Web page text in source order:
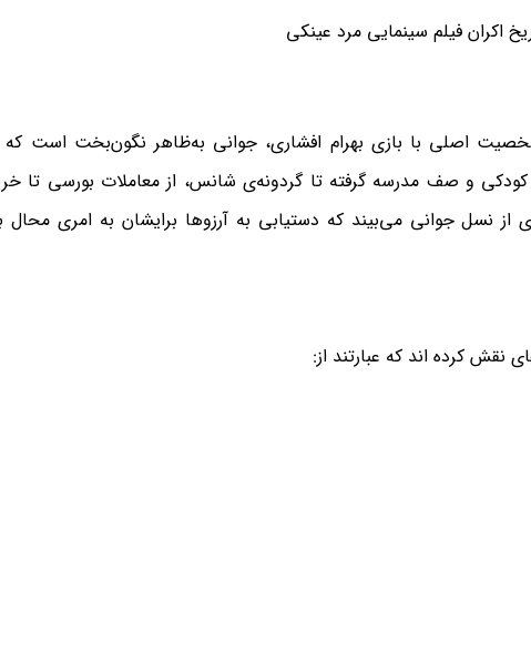
اکران فیلم سینمایی مرد عینکی
اصلی با بازی بهرام افشاری، جوانی به‌ظاهر نگون‌بخت است که
و صف مدرسه گرفته تا گردونه‌ی شانس، از معاملات بورسی تا
نسل جوانی می‌بیند که دستیابی به آرزوها برایشان به امری محال
نقش کرده اند که عبارتند از: